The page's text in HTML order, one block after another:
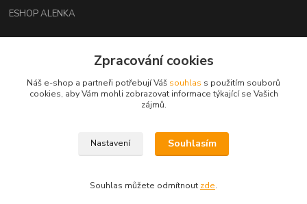
ESHOP ALENKA
+420602541312
orechovka@inmes.cz
Zpracování cookies
Náš e-shop a partneři potřebují Váš souhlas s použitím souborů
cookies, aby Vám mohli zobrazovat informace týkající se Vašich
zájmů.
Nastavení Souhlasím
Souhlas můžete odmítnout zde.